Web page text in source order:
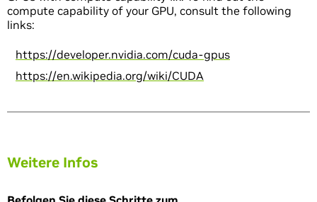
compute capability of your GPU, consult the following
links:
https://developer.nvidia.com/cuda-gpus
https://en.wikipedia.org/wiki/CUDA
Weitere Infos